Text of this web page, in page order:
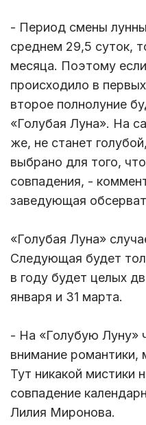
- Период смены
среднем 29,5 суток,
месяца. Поэтому
происходило в
второе полнолуние
«Голубая Луна». На
же, не станет
выбрано для того,
совпадения, -
заведующая
«Голубая Луна»
Следующая будет
в году будет целых
января и 31 марта.
- На «Голубую Луну»
внимание романтики,
Тут никакой мистики
совпадение
Лилия Миронова.